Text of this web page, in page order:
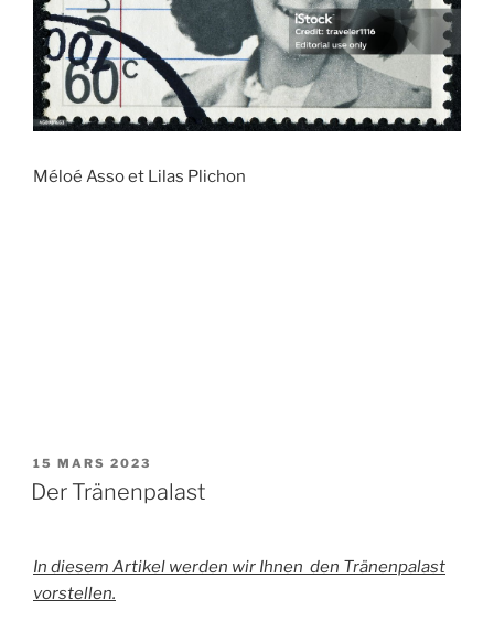
Méloé Asso et Lilas Plichon
PUBLIÉ
LE
15 MARS 2023
Der Tränenpalast
In diesem Artikel werden wir Ihnen den Tränenpalast
vorstellen.